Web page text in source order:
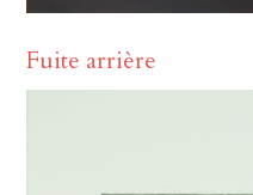
Fuite arrière